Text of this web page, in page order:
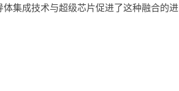
集成技术与超级芯片促进了这种融合的进